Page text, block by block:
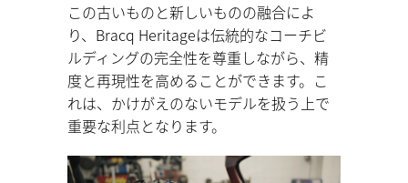
この古いものと新しいものの融合によ
り、Bracq Heritageは伝統的なコーチビ
ルディングの完全性を尊重しながら、精
度と再現性を高めることができます。こ
れは、かけがえのないモデルを扱う上で
重要な利点となります。